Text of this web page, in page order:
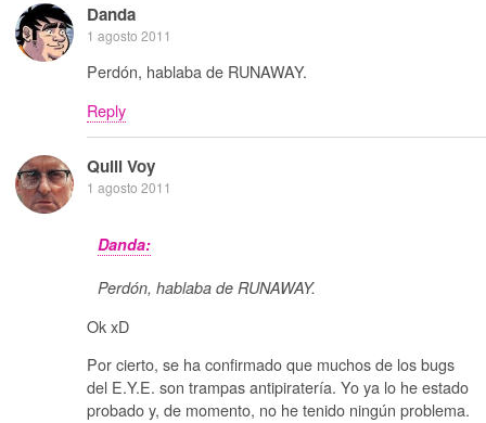
Danda
1 agosto 2011
Perdón, hablaba de RUNAWAY.
Reply
Quill Voy
1 agosto 2011
Danda:
Perdón, hablaba de RUNAWAY.
Ok xD
Por cierto, se ha confirmado que muchos de los bugs
del E.Y.E. son trampas antipiratería. Yo ya lo he estado
probado y, de momento, no he tenido ningún problema.